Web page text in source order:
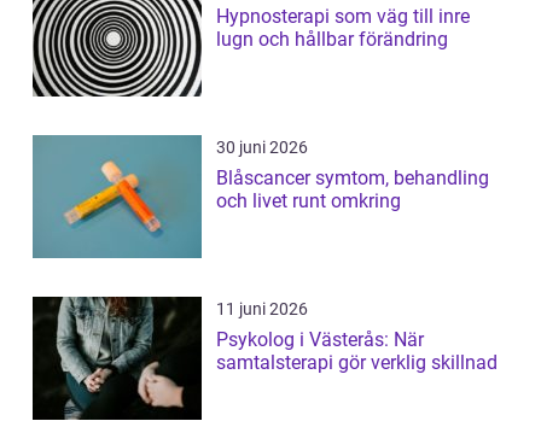
Hypnosterapi som väg till inre
lugn och hållbar förändring
30 juni 2026
Blåscancer symtom, behandling
och livet runt omkring
11 juni 2026
Psykolog i Västerås: När
samtalsterapi gör verklig skillnad